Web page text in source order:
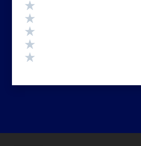
Valutazione